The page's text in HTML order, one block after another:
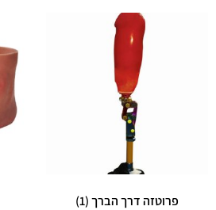
פרוטזה דרך הברך(1)